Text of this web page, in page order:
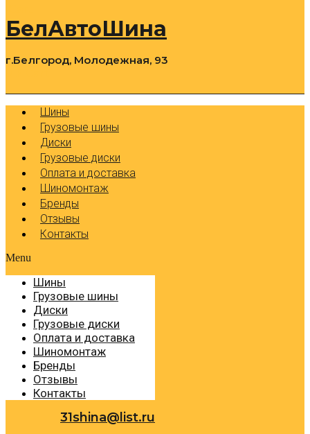
БелАвтоШина
г.Белгород, Молодежная, 93
Шины
Грузовые шины
Диски
Грузовые диски
Оплата и доставка
Шиномонтаж
Бренды
Отзывы
Контакты
Menu
Шины
Грузовые шины
Диски
Грузовые диски
Оплата и доставка
Шиномонтаж
Бренды
Отзывы
Контакты
31shina@list.ru